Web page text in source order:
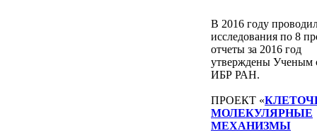
В 2016 году
исследования по 8
отчеты за 2016 год
утверждены Ученым
ИБР РАН.
ПРОЕКТ «
МОЛЕКУЛЯРНЫЕ
МЕХАНИЗМЫ